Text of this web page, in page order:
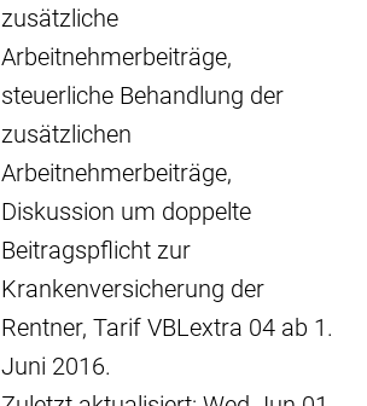
zusätzliche
Arbeitnehmerbeiträge,
steuerliche Behandlung der
zusätzlichen
Arbeitnehmerbeiträge,
Diskussion um doppelte
Beitragspflicht zur
Krankenversicherung der
Rentner, Tarif VBLextra 04 ab 1.
Juni 2016.